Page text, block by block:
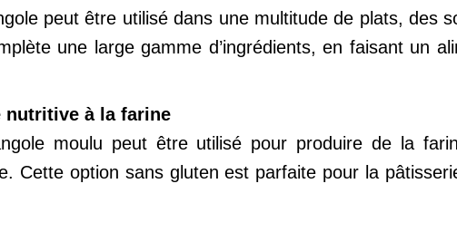
peut être utilisé dans une multitude de plats,
une large gamme d’ingrédients, en faisant un
nutritive à la farine
moulu peut être utilisé pour produire de la
Cette option sans gluten est parfaite pour la